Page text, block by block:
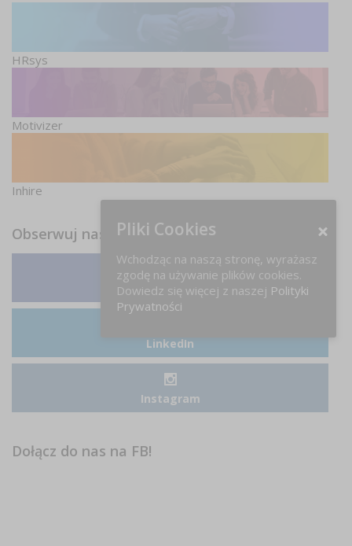
HRsys
Motivizer
Inhire
Obserwuj nas
Facebook
LinkedIn
Instagram
Dołącz do nas na FB!
Pliki Cookies
Wchodząc na naszą stronę, wyrażasz
zgodę na używanie plików cookies.
Dowiedz się więcej z naszej Polityki
Prywatności